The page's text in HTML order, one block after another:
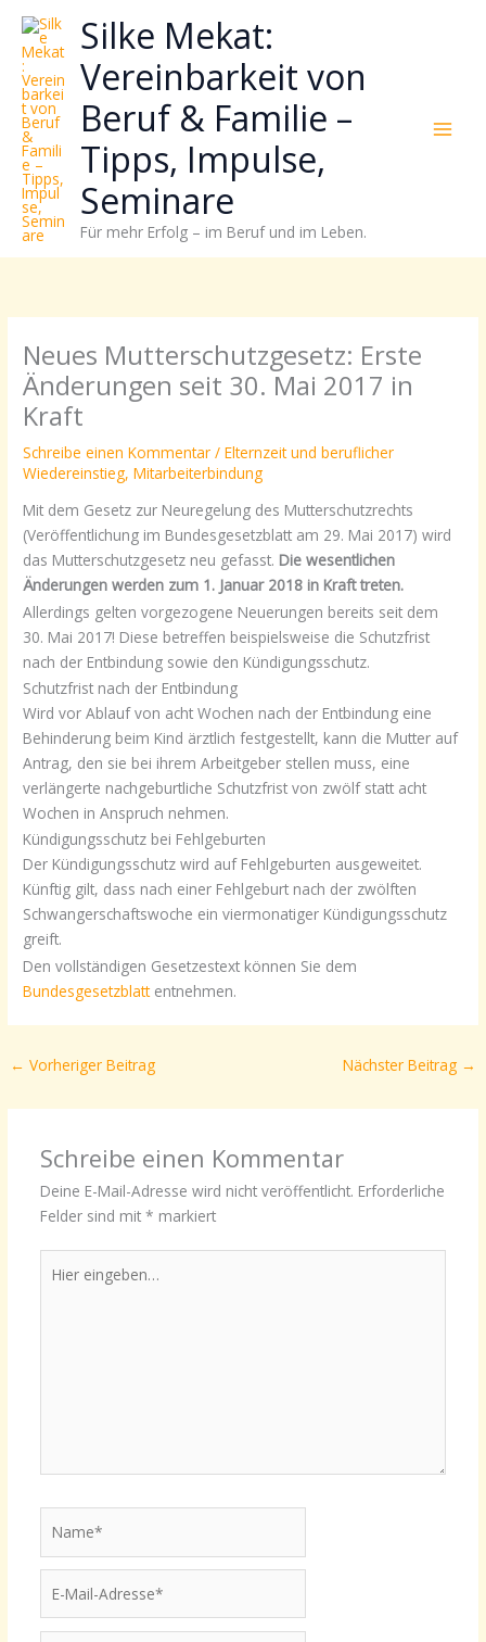
Zum
Inhalt
springen
Silke Mekat:
Vereinbarkeit von
Beruf & Familie –
Tipps, Impulse,
Seminare
Für mehr Erfolg – im Beruf und im Leben.
Neues Mutterschutzgesetz: Erste
Änderungen seit 30. Mai 2017 in
Kraft
Schreibe einen Kommentar /Elternzeit und beruflicher
Wiedereinstieg,Mitarbeiterbindung
Mit dem Gesetz zur Neuregelung des Mutterschutzrechts
(Veröffentlichung im Bundesgesetzblatt am 29. Mai 2017) wird
das Mutterschutzgesetz neu gefasst. Die wesentlichen
Änderungen werden zum 1. Januar 2018 in Kraft treten.
Allerdings gelten vorgezogene Neuerungen bereits seit dem
30. Mai 2017! Diese betreffen beispielsweise die Schutzfrist
nach der Entbindung sowie den Kündigungsschutz.
Schutzfrist nach der Entbindung
Wird vor Ablauf von acht Wochen nach der Entbindung eine
Behinderung beim Kind ärztlich festgestellt, kann die Mutter auf
Antrag, den sie bei ihrem Arbeitgeber stellen muss, eine
verlängerte nachgeburtliche Schutzfrist von zwölf statt acht
Wochen in Anspruch nehmen.
Kündigungsschutz bei Fehlgeburten
Der Kündigungsschutz wird auf Fehlgeburten ausgeweitet.
Künftig gilt, dass nach einer Fehlgeburt nach der zwölften
Schwangerschaftswoche ein viermonatiger Kündigungsschutz
greift.
Den vollständigen Gesetzestext können Sie dem
Bundesgesetzblattentnehmen.
← Vorheriger Beitrag Nächster Beitrag →
Schreibe einen Kommentar
Deine E-Mail-Adresse wird nicht veröffentlicht. Erforderliche
Felder sind mit * markiert
eingeben…
Mail-
Adresse*
wie
sich
Stress
reduzieren
Energie
gezielter
einsetzen
lässt?
Einfach